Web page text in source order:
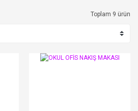
Toplam 9 ürün